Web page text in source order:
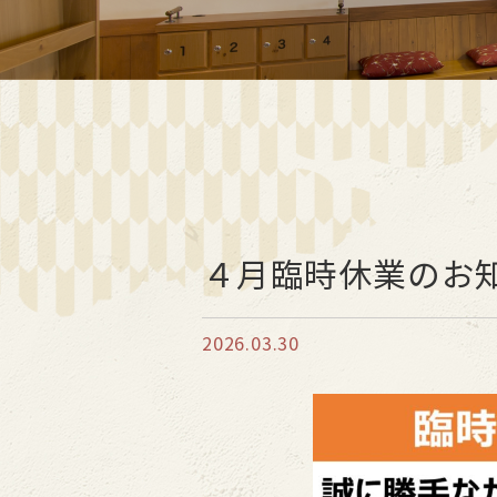
４月臨時休業のお
2026.03.30